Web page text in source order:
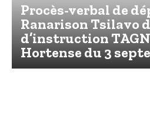
Procès-verbal de
Ranarison Tsilavo
d’instruction
Hortense du 3